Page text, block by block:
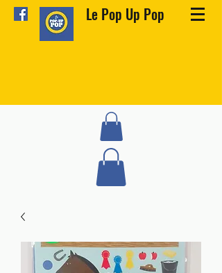
Le Pop Up Pop